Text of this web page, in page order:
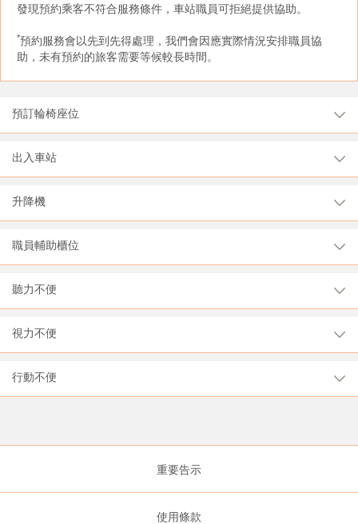
發現預約乘客不符合服務條件，車站職員可拒絕提供協助。
*預約服務會以先到先得處理，我們會因應實際情況安排職員協
助，未有預約的旅客需要等候較長時間。
預訂輪椅座位
出入車站
升降機
職員輔助櫃位
聽力不便
視力不便
行動不便
重要告示
使用條款